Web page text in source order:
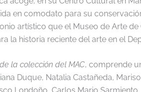
en comodato para su
artístico que el Museo de Arte
la historia reciente del arte en el
la colección del MAC, comprende
Duque, Natalia Castañeda,